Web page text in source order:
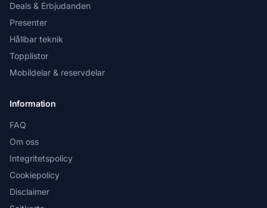
Deals & Erbjudanden
Presenter
Hållbar teknik
Topplistor
Mobildelar & reservdelar
Information
FAQ
Om oss
Integritetspolicy
Cookiepolicy
Disclaimer